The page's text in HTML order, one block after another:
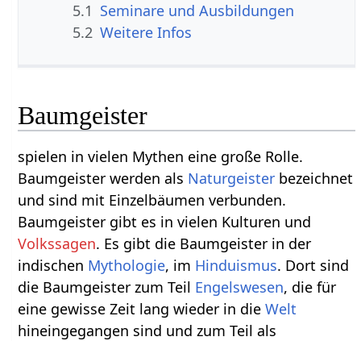
5.1 Seminare und Ausbildungen
5.2 Weitere Infos
Baumgeister
spielen in vielen Mythen eine große Rolle.
Baumgeister werden als Naturgeister bezeichnet
und sind mit Einzelbäumen verbunden.
Baumgeister gibt es in vielen Kulturen und
Volkssagen. Es gibt die Baumgeister in der
indischen Mythologie, im Hinduismus. Dort sind
die Baumgeister zum Teil Engelswesen, die für
eine gewisse Zeit lang wieder in dieWelt
hineingegangen sind und zum Teil als